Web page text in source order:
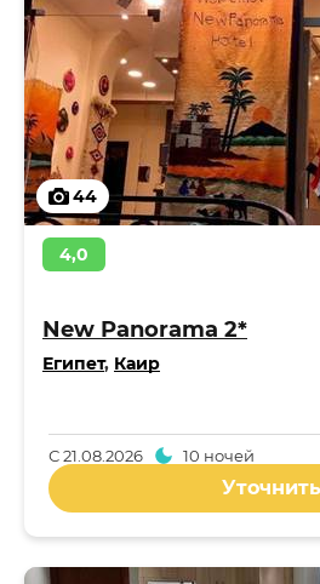
44
4,0
New Panorama 2*
Египет, Каир
С21.08.2026 10 ночей
Уточнить